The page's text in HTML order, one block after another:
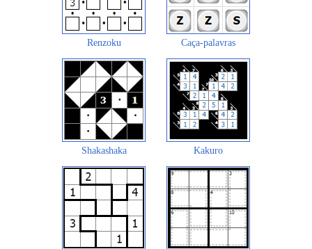
Renzoku Caça-palavras
Shakashaka Kakuro